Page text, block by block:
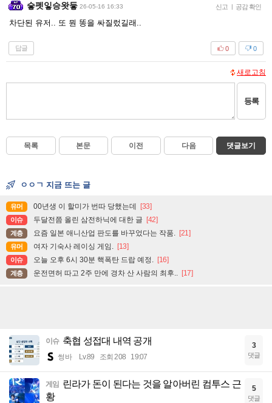
슿펫잏승왓듷 26-05-16 16:33 신고 공감 확인
차단된 유저.. 또 뭔 똥을 싸질렀길래..
답글 0
0
새로고침
등록
목록 본문 이전 다음 댓글보기
ㅇㅇㄱ 지금 뜨는 글
유머 00년생 이 할미가 번따 당했는데 [33]
이슈 두달전쯤 올린 삼전하닉에 대한 글 [42]
계층 요즘 일본 애니산업 판도를 바꾸었다는 작품. [21]
유머 여자 기숙사 레이싱 게임. [13]
이슈 오늘 오후 6시 30분 핵폭탄 드랍 예정. [16]
계층 운전면허 따고 2주 만에 경차 산 사람의 최후.. [17]
이슈 축협 성접대 내역 공개
썽바 Lv.89 조회 208 19:07
3
댓글
게임
린라가 돈이 된다는 것을 알아버린 컴투스 근
황
5
댓글